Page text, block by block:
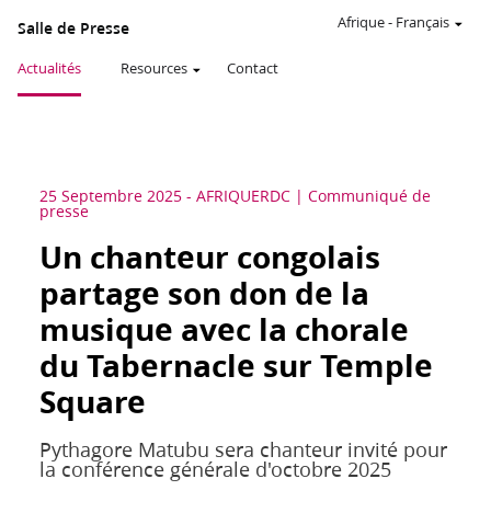
Salle de Presse
Actualités Resources Contact
Afrique- Français
25 Septembre 2025 - AFRIQUERDC Communiqué de
presse
Un chanteur congolais
partage son don de la
musique avec la chorale
du Tabernacle sur Temple
Square
Pythagore Matubu sera chanteur invité pour
la conférence générale d'octobre 2025